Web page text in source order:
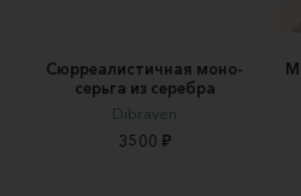
Сюрреалистичная моно-
серьга из серебра
Dibraven
3500 ₽